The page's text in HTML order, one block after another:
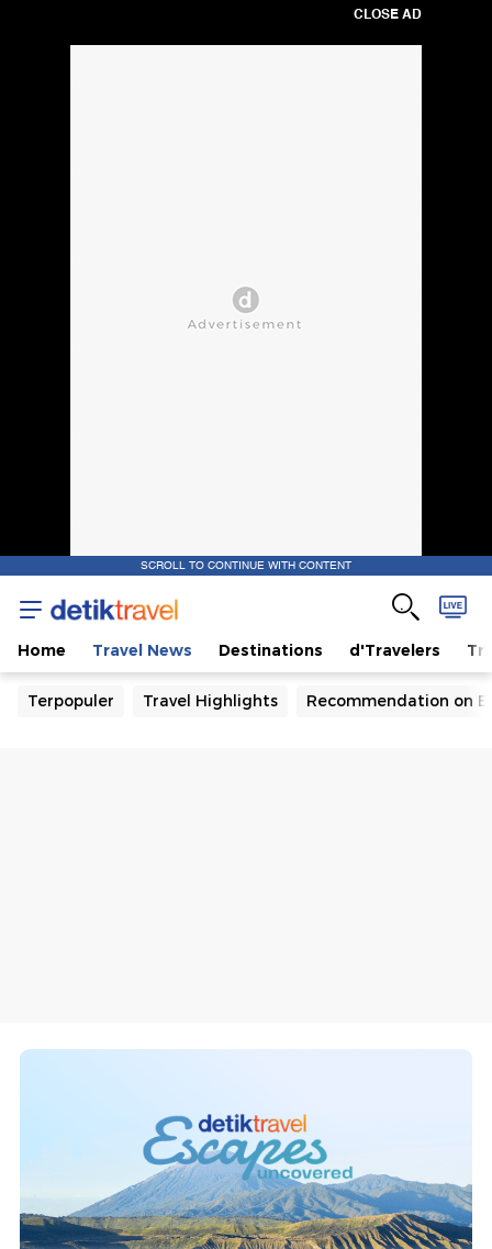
CLOSE AD
SCROLL TO CONTINUE WITH CONTENT
Home Travel News Destinations d'Travelers
Terpopuler Travel Highlights Recommendation on